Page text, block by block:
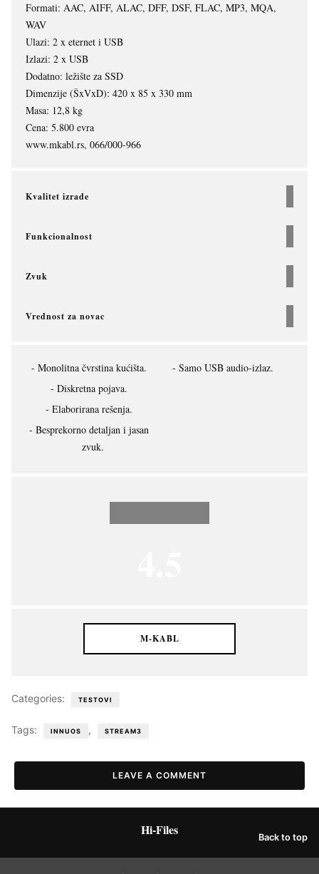
Formati: AAC, AIFF, ALAC, DFF, DSF, FLAC, MP3, MQA,
WAV
Ulazi: 2 x eternet i USB
Izlazi: 2 x USB
Dodatno: ležište za SSD
Dimenzije (ŠxVxD): 420 x 85 x 330 mm
Masa: 12,8 kg
Cena: 5.800 evra
www.mkabl.rs, 066/000-966
Kvalitet izrade
Funkcionalnost
Zvuk
Vrednost za novac
Monolitna čvrstina kućišta.
Diskretna pojava.
Elaborirana rešenja.
Besprekorno detaljan i jasan
zvuk.
Samo USB audio-izlaz.
M-KABL
Categories: TESTOVI
Tags: INNUOS , STREAM3
LEAVE A COMMENT
Hi-Files Back to top